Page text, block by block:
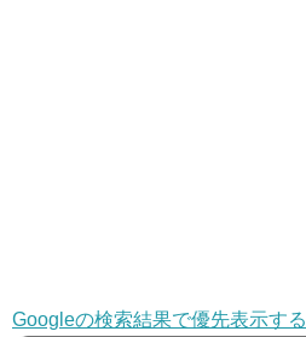
Googleの検索結果で優先表示する